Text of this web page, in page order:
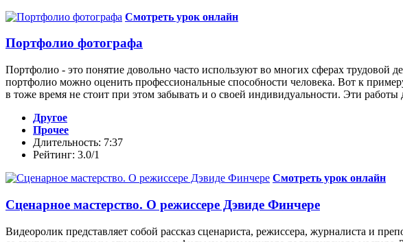
Смотреть урок онлайн
Портфолио фотографа
Портфолио - это понятие довольно часто используют во многих сферах трудовой
портфолио можно оценить профессиональные способности человека. Вот к
в тоже время не стоит при этом забывать и о своей индивидуальности. Эти
Другое
Прочее
Длительность: 7:37
Рейтинг: 3.0/1
Смотреть урок онлайн
Сценарное мастерство. О режиссере Дэвиде Финчере
Видеоролик представляет собой рассказ сценариста, режиссера, журналиста и